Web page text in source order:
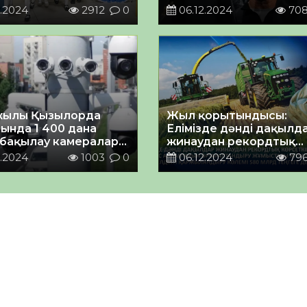
2912 0
06.12.2024
708
Қызылорда
1 400 дана
камералары
1003 0
Жыл қорытындысы:
Елімізде дәнді
жинаудан рекордтық
көрсеткішке қол
06.12.2024